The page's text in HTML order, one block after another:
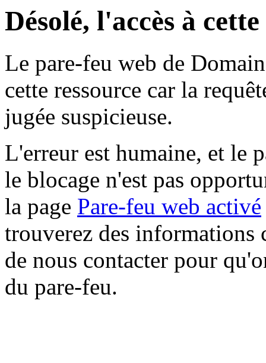
Désolé, l'accès à
Le pare-feu web de
cette ressource car la
jugée suspicieuse.
L'erreur est humaine, et le
le blocage n'est pas
la page Pare-feu web activé
trouverez des informations
de nous contacter pour
du pare-feu.